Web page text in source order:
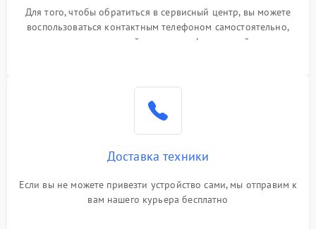
Для того, чтобы обратиться в сервисный центр, вы можете
воспользоваться контактным телефоном самостоятельно,
или оставить свой номер телефона на сайте
Доставка техники
Если вы не можете привезти устройство сами, мы отправим к
вам нашего курьера бесплатно